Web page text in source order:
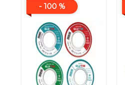
- 100 %